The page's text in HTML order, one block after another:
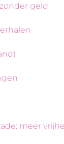
geld
meer